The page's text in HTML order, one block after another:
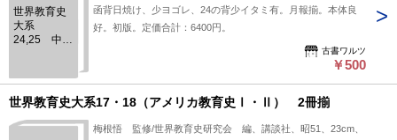
世界教育史
大系
24,25 中等
函背日焼け、少ヨゴレ、24の背少イタミ有。月報揃。本体良
好。初版。定価合計：6400円。
古書ワルツ
￥500
世界教育史大系17・18（アメリカ教育史Ⅰ・Ⅱ） 2冊揃
梅根悟 監修/世界教育史研究会 編、講談社、昭51、23cm、